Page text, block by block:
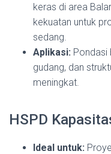
keras di area
kekuatan untuk
sedang.
Aplikasi: Pondasi
gudang, dan
meningkat.
HSPD
Ideal untuk: